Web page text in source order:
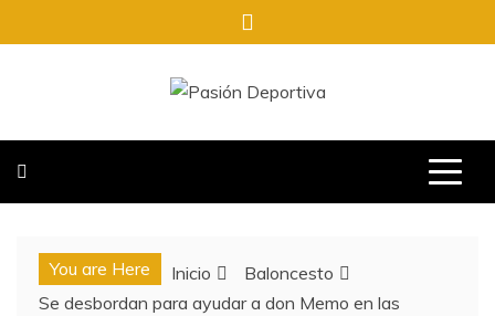
al
You are Here Inicio
Baloncesto
Se desbordan para ayudar a don Memo en las